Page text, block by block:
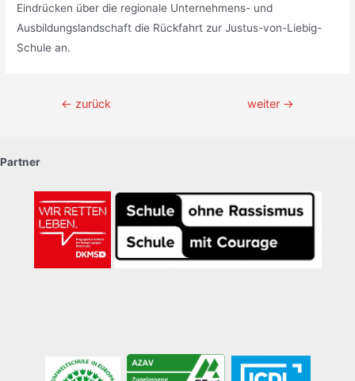
Eindrücken über die regionale Unternehmens- und
Ausbildungslandschaft die Rückfahrt zur Justus-von-Liebig-
Schule an.
Beitragsnavigation
← zurück weiter →
Partner